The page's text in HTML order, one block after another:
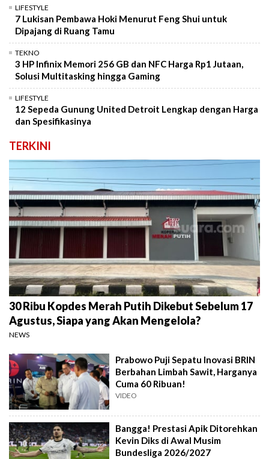
LIFESTYLE
7 Lukisan Pembawa Hoki Menurut Feng Shui untuk
Dipajang di Ruang Tamu
TEKNO
3 HP Infinix Memori 256 GB dan NFC Harga Rp1 Jutaan,
Solusi Multitasking hingga Gaming
LIFESTYLE
12 Sepeda Gunung United Detroit Lengkap dengan Harga
dan Spesifikasinya
TERKINI
30 Ribu Kopdes Merah Putih Dikebut Sebelum 17
Agustus, Siapa yang Akan Mengelola?
NEWS
Prabowo Puji Sepatu Inovasi BRIN
Berbahan Limbah Sawit, Harganya
Cuma 60 Ribuan!
VIDEO
Bangga! Prestasi Apik Ditorehkan
Kevin Diks di Awal Musim
Bundesliga 2026/2027